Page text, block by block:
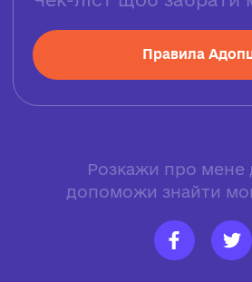
Розкажи про мене
допоможи знайти
Правила